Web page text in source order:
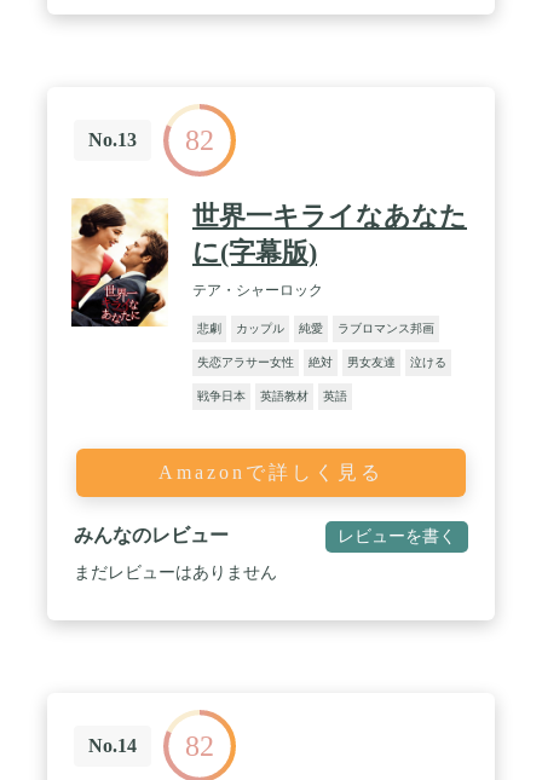
No.13 82
世界一キライなあなた
に(字幕版)
テア・シャーロック
悲劇 カップル 純愛 ラブロマンス邦画
失恋アラサー女性 絶対 男女友達 泣ける
戦争日本 英語教材 英語
Amazonで詳しく見る
みんなのレビュー レビューを書く
まだレビューはありません
No.14 82